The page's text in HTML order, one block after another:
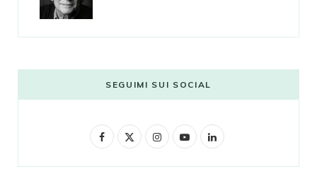
SEGUIMI SUI SOCIAL
F
X
I
Y
L